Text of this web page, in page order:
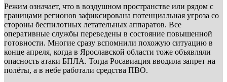
Режим означает, что в воздушном пространстве или рядом с
границами регионов зафиксирована потенциальная угроза со
стороны беспилотных летательных аппаратов. Все
оперативные службы переведены в состояние повышенной
готовности. Многие сразу вспомнили похожую ситуацию в
конце апреля, когда в Ярославской области тоже объявляли
опасность атаки БПЛА. Тогда Росавиация вводила запрет на
полёты, а в небе работали средства ПВО.